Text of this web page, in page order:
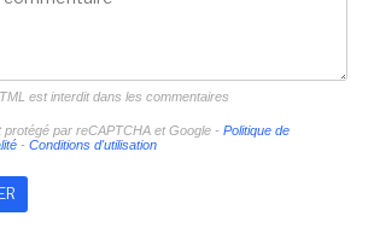
est interdit dans les commentaires
protégé par reCAPTCHA et Google - Politique de
- Conditions d'utilisation